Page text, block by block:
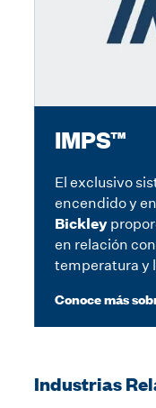
IMPS™
El exclusivo
encendido y
Bickley
en relación
temperatura y
Conoce más
Industrias